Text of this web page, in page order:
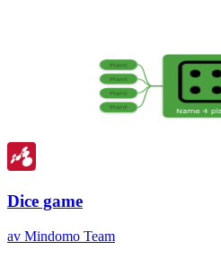
Dice game
av Mindomo Team